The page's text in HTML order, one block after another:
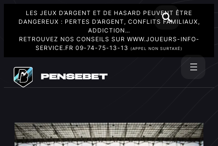
LES JEUX D’ARGENT ET DE HASARD PEUVENT ÊTRE
DANGEREUX : PERTES D’ARGENT, CONFLITS FAMILIAUX,
ADDICTION…
RETROUVEZ NOS CONSEILS SUR WWW.JOUEURS-INFO-
SERVICE.FR 09-74-75-13-13 (APPEL NON SURTAXÉ)
contenu